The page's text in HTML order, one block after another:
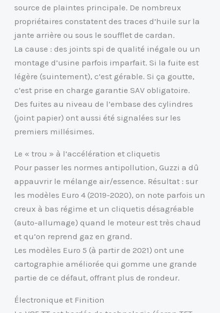
source de plaintes principale. De nombreux
propriétaires constatent des traces d’huile sur la
jante arrière ou sous le soufflet de cardan.
La cause : des joints spi de qualité inégale ou un
montage d’usine parfois imparfait. Si la fuite est
légère (suintement), c’est gérable. Si ça goutte,
c’est prise en charge garantie SAV obligatoire.
Des fuites au niveau de l’embase des cylindres
(joint papier) ont aussi été signalées sur les
premiers millésimes.
Le « trou » à l’accélération et cliquetis
Pour passer les normes antipollution, Guzzi a dû
appauvrir le mélange air/essence. Résultat : sur
les modèles Euro 4 (2019-2020), on note parfois un
creux à bas régime et un cliquetis désagréable
(auto-allumage) quand le moteur est très chaud
et qu’on reprend gaz en grand.
Les modèles Euro 5 (à partir de 2021) ont une
cartographie améliorée qui gomme une grande
partie de ce défaut, offrant plus de rondeur.
Électronique et Finition